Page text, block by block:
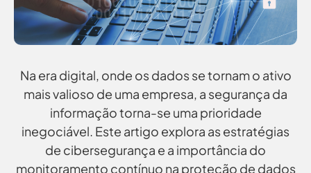
Na era digital, onde os dados se tornam o ativo
mais valioso de uma empresa, a segurança da
informação torna-se uma prioridade
inegociável. Este artigo explora as estratégias
de cibersegurança e a importância do
monitoramento contínuo na proteção de dados